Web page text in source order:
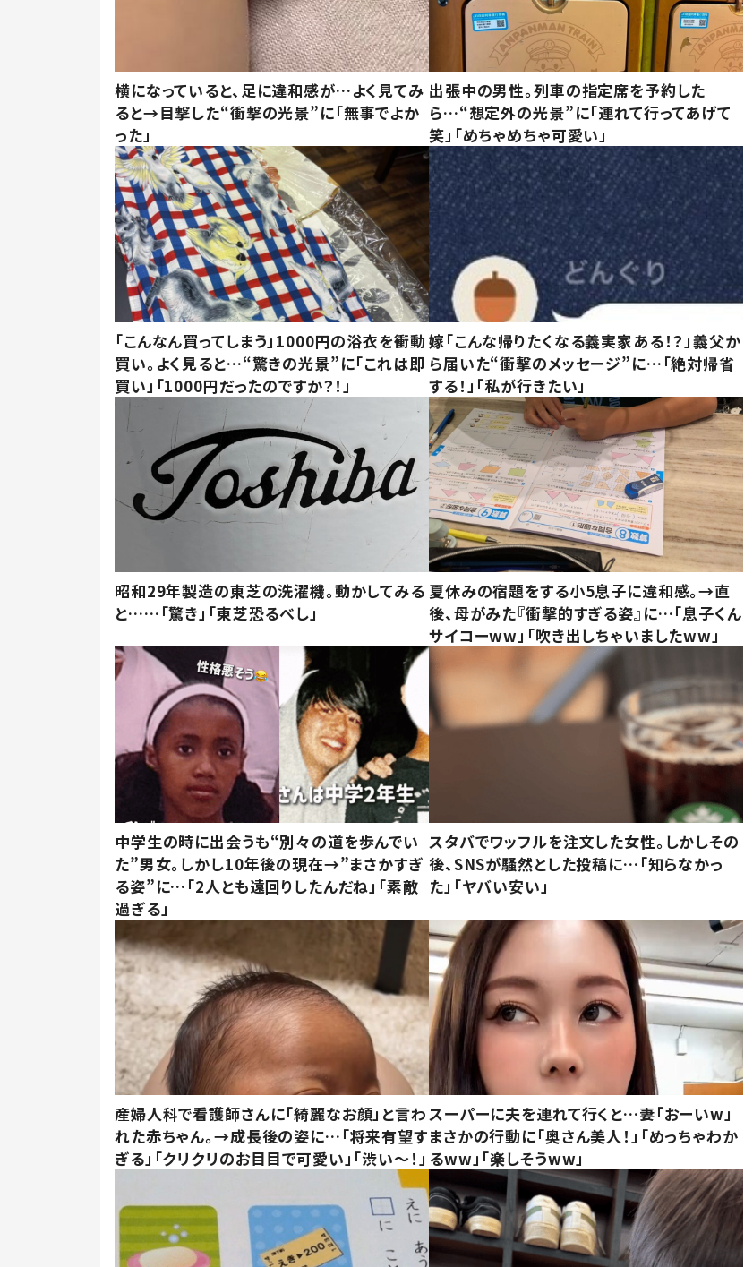
横になっていると、足に違和感が…よく見てみ
ると→目撃した“衝撃の光景”に「無事でよか
った」
出張中の男性。列車の指定席を予約した
ら…“想定外の光景”に「連れて行ってあげて
笑」「めちゃめちゃ可愛い」
「こんなん買ってしまう」1000円の浴衣を衝動
買い。よく見ると…“驚きの光景”に「これは即
買い」「1000円だったのですか？！」
嫁「こんな帰りたくなる義実家ある！？」義父か
ら届いた“衝撃のメッセージ”に…「絶対帰省
する！」「私が行きたい」
昭和29年製造の東芝の洗濯機。動かしてみる
と……「驚き」「東芝恐るべし」
夏休みの宿題をする小5息子に違和感。→直
後、母がみた『衝撃的すぎる姿』に…「息子くん
サイコーww」「吹き出しちゃいましたww」
中学生の時に出会うも“別々の道を歩んでい
た”男女。しかし10年後の現在→”まさかすぎ
る姿”に…「2人とも遠回りしたんだね」「素敵
過ぎる」
スタバでワッフルを注文した女性。しかしその
後、SNSが騒然とした投稿に…「知らなかっ
た」「ヤバい安い」
産婦人科で看護師さんに「綺麗なお顔」と言わ
れた赤ちゃん。→成長後の姿に…「将来有望す
ぎる」「クリクリのお目目で可愛い」「渋い～！」
スーパーに夫を連れて行くと…妻「おーいw」
まさかの行動に「奥さん美人！」「めっちゃわか
るww」「楽しそうww」